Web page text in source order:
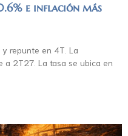
e inflación más
repunte en 4T. La
a 2T27. La tasa se ubica en